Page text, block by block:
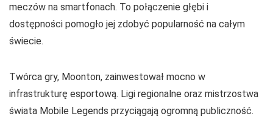
meczów na smartfonach. To połączenie głębi i
dostępności pomogło jej zdobyć popularność na całym
świecie.
Twórca gry, Moonton, zainwestował mocno w
infrastrukturę esportową. Ligi regionalne oraz mistrzostwa
świata Mobile Legends przyciągają ogromną publiczność.